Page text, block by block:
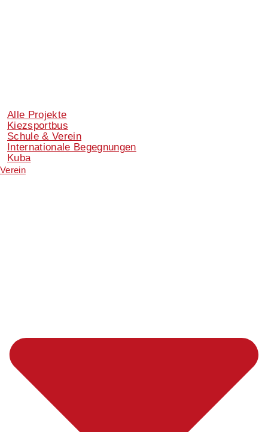
Alle Projekte
Kiezsportbus
Schule & Verein
Internationale Begegnungen
Kuba
Verein